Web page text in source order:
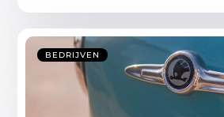
BEDRIJVEN